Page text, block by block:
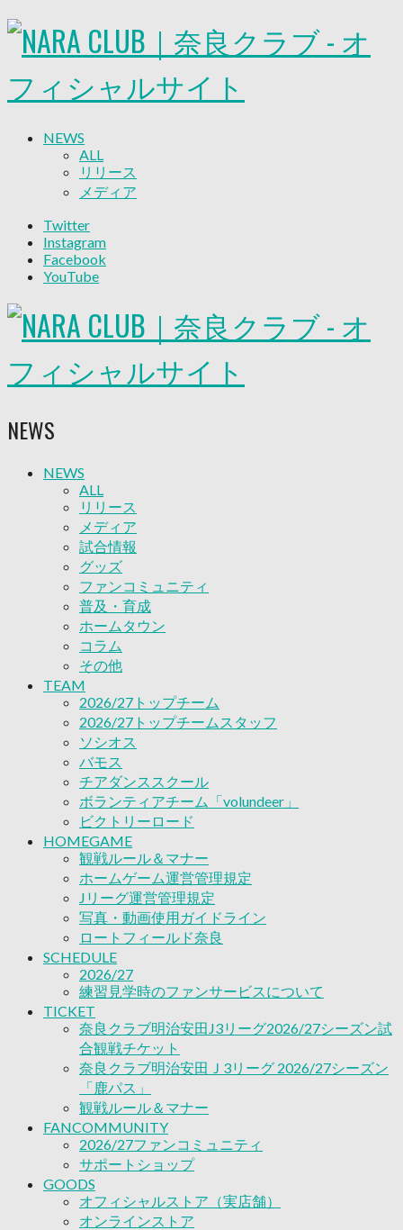
NEWS
ALL
リリース
メディア
グッズ
ファンコミュニティ
普及・育成
コラム
その他
2026/27トップチーム
2026/27トップチームスタッフ
ボランティアチーム「volundeer」
ビクトリーロード
HOMEGAME
観戦ルール＆マナー
ホームゲーム運営管理規定
Jリーグ運営管理規定
写真・動画使用ガイドライン
ロートフィールド奈良
SCHEDULE
2026/27
練習見学時のファンサービスについて
TICKET
奈良クラブ明治安田J3リーグ2026/27シーズン試
合観戦チケット
奈良クラブ明治安田Ｊ3リーグ 2026/27シーズン
「鹿パス」
観戦ルール＆マナー
FANCOMMUNITY
2026/27ファンコミュニティ
サポートショップ
GOODS
オフィシャルストア（実店舗）
オンラインストア
ACADEMY
アカデミーについて
プロジェクト
コーチ&スタッフ
ジュニア
ジュニアユース
ユース
練習拠点（ナラディーア）
SCHOOL
CLUB
2026/27 パートナー企業
パートナー募集
クラブ理念
クラブ情報
サステナビリティ
Web制作支援
応援プロジェクト
Twitter
Instagram
Facebook
YouTube
NEWS
NEWS
ALL
リリース
メディア
試合情報
グッズ
ファンコミュニティ
普及・育成
ホームタウン
コラム
その他
TEAM
2026/27トップチーム
2026/27トップチームスタッフ
ソシオス
バモス
チアダンススクール
ボランティアチーム「volundeer」
ビクトリーロード
HOMEGAME
観戦ルール＆マナー
ホームゲーム運営管理規定
Jリーグ運営管理規定
写真・動画使用ガイドライン
ロートフィールド奈良
SCHEDULE
2026/27
練習見学時のファンサービスについて
TICKET
奈良クラブ明治安田J3リーグ2026/27シーズン試
合観戦チケット
奈良クラブ明治安田Ｊ3リーグ 2026/27シーズン
「鹿パス」
観戦ルール＆マナー
FANCOMMUNITY
2026/27ファンコミュニティ
サポートショップ
GOODS
オフィシャルストア（実店舗）
オンラインストア